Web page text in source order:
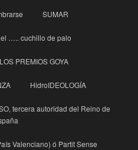
SUMAR
….. cuchillo de palo
PREMIOS GOYA
HidroIDEOLOGÍA
tercera autoridad del Reino de
Valenciano) ó Partit Sense